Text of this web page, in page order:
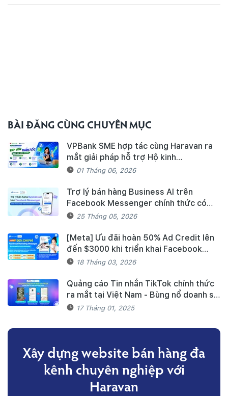
BÀI ĐĂNG CÙNG CHUYÊN MỤC
VPBank SME hợp tác cùng Haravan ra
mắt giải pháp hỗ trợ Hộ kinh
doanh/Doanh nghiệp tiếp cận nguồn
hiệu quả
01 Tháng 06, 2026
Trợ lý bán hàng Business AI trên
Facebook Messenger chính thức có
mặt trên Haravan Harasocial
25 Tháng 05, 2026
[Meta] Ưu đãi hoàn 50% Ad Credit lên
đến $3000 khi triển khai Facebook
Marketing Messages dành cho khách
18 Tháng 03, 2026
Quảng cáo Tin nhắn TikTok chính thức
ra mắt tại Việt Nam - Bùng nổ doanh số
mùa Tết cùng TikTok và Haravan
17 Tháng 01, 2025
Xây dựng website bán hàng đa
kênh chuyên nghiệp với
Haravan